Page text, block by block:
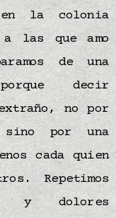
en la colonia
las que amo
de una
decir
no por
por una
cada quien
Repetimos
y dolores